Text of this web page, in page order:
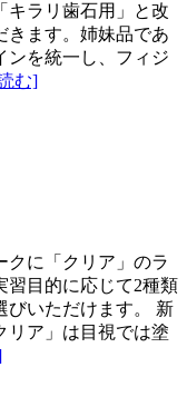
キラリ歯石用」と改
きます。姉妹品であ
ンを統一し、フィジ
む]
クに「クリア」のラ
習目的に応じて2種類
びいただけます。 新
ア」は目視では塗